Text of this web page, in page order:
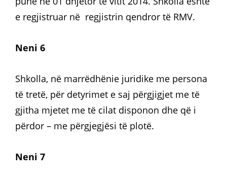
e regjistruar në regjistrin qendror të RMV.
Neni 6
Shkolla, në marrëdhënie juridike me persona
të tretë, për detyrimet e saj përgjigjet me të
gjitha mjetet me të cilat disponon dhe që i
përdor – me përgjegjësi të plotë.
Neni 7